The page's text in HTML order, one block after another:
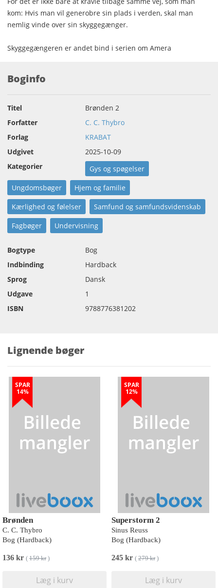
kom: Hvis man vil generobre sin plads i verden, skal man
nemlig vinde over sin skyggegænger.
Skyggegængeren er andet bind i serien om Amera
Boginfo
Titel
Brønden 2
Forfatter
C. C. Thybro
Forlag
KRABAT
Udgivet
2025-10-09
Kategorier
Gys og spøgelser
Ungdomsbøger Hjem og familie
Kærlighed og følelser Samfund og samfundsvidenskab
Fagbøger Undervisning
Bogtype
Bog
Indbinding
Hardback
Sprog
Dansk
Udgave
1
ISBN
9788776381202
Lignende bøger
SPAR
14%
Brønden
C. C. Thybro
Bog (Hardback)
136 kr ( 159 kr)
Læg i kurv
SPAR
12%
Superstorm 2
Sinus Reuss
Bog (Hardback)
245 kr ( 279 kr)
Læg i kurv